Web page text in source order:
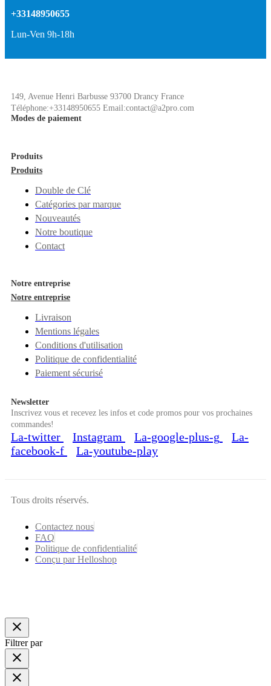
+33148950655
Lun-Ven 9h-18h
149, Avenue Henri Barbusse 93700 Drancy France
Téléphone:+33148950655 Email:contact@a2pro.com
Modes de paiement
Produits
Produits
Double de Clé
Catégories par marque
Nouveautés
Notre boutique
Contact
Notre entreprise
Notre entreprise
Livraison
Mentions légales
Conditions d'utilisation
Politique de confidentialité
Paiement sécurisé
Newsletter
Inscrivez vous et recevez les infos et code promos pour vos prochaines
commandes!
La-twitter Instagram La-google-plus-g
La-
facebook-f
La-youtube-play
Tous droits réservés.
Contactez nous
FAQ
Politique de confidentialité
Conçu par Helloshop
close
Filtrer par
close
close